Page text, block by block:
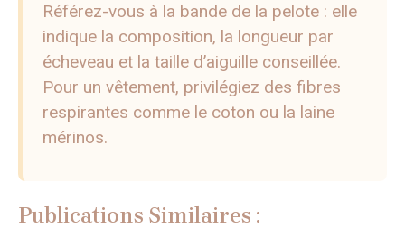
Référez-vous à la bande de la pelote : elle
indique la composition, la longueur par
écheveau et la taille d’aiguille conseillée.
Pour un vêtement, privilégiez des fibres
respirantes comme le coton ou la laine
mérinos.
Publications Similaires :